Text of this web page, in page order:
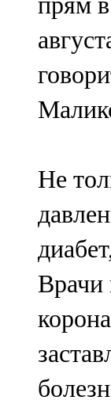
Не
Врачи